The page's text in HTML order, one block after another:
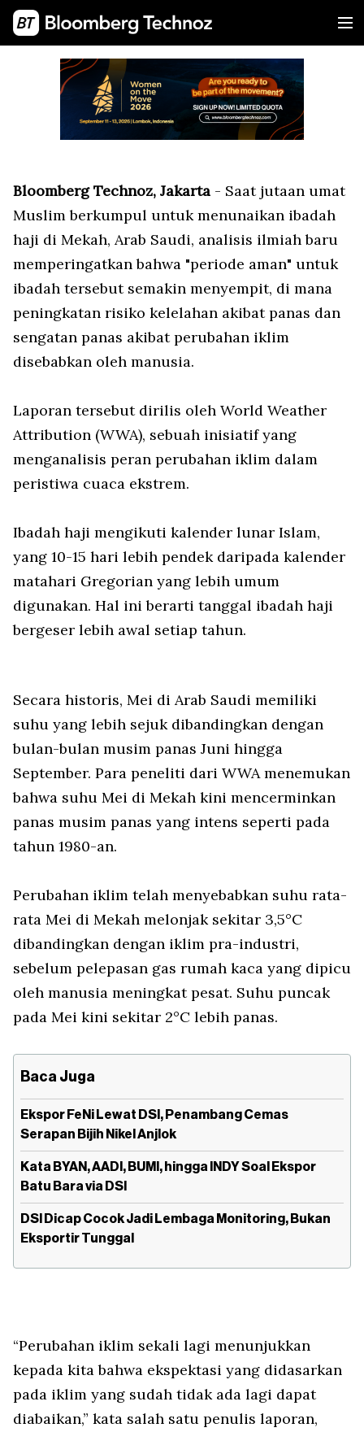
Bloomberg Technoz, Jakarta - Saat jutaan umat
Muslim berkumpul untuk menunaikan ibadah
haji di Mekah, Arab Saudi, analisis ilmiah baru
memperingatkan bahwa "periode aman" untuk
ibadah tersebut semakin menyempit, di mana
peningkatan risiko kelelahan akibat panas dan
sengatan panas akibat perubahan iklim
disebabkan oleh manusia.
Laporan tersebut dirilis oleh World Weather
Attribution (WWA), sebuah inisiatif yang
menganalisis peran perubahan iklim dalam
peristiwa cuaca ekstrem.
Ibadah haji mengikuti kalender lunar Islam,
yang 10-15 hari lebih pendek daripada kalender
matahari Gregorian yang lebih umum
digunakan. Hal ini berarti tanggal ibadah haji
bergeser lebih awal setiap tahun.
Secara historis, Mei di Arab Saudi memiliki
suhu yang lebih sejuk dibandingkan dengan
bulan-bulan musim panas Juni hingga
September. Para peneliti dari WWA menemukan
bahwa suhu Mei di Mekah kini mencerminkan
panas musim panas yang intens seperti pada
tahun 1980-an.
Perubahan iklim telah menyebabkan suhu rata-
rata Mei di Mekah melonjak sekitar 3,5°C
dibandingkan dengan iklim pra-industri,
sebelum pelepasan gas rumah kaca yang dipicu
oleh manusia meningkat pesat. Suhu puncak
pada Mei kini sekitar 2°C lebih panas.
Baca Juga
Ekspor FeNi Lewat DSI, Penambang Cemas
Serapan Bijih Nikel Anjlok
Kata BYAN, AADI, BUMI, hingga INDY Soal Ekspor
Batu Bara via DSI
DSI Dicap Cocok Jadi Lembaga Monitoring, Bukan
Eksportir Tunggal
“Perubahan iklim sekali lagi menunjukkan
kepada kita bahwa ekspektasi yang didasarkan
pada iklim yang sudah tidak ada lagi dapat
diabaikan,” kata salah satu penulis laporan,